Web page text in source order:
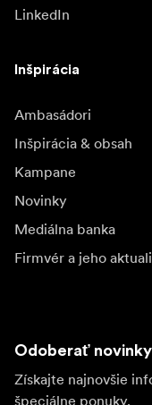
LinkedIn
Inšpirácia
Ambasádori
Inšpirácia & obsah
Kampane
Novinky
Mediálna banka
Firmvér a jeho
Odoberať novinky
Získajte najnovšie
špeciálne ponuky.